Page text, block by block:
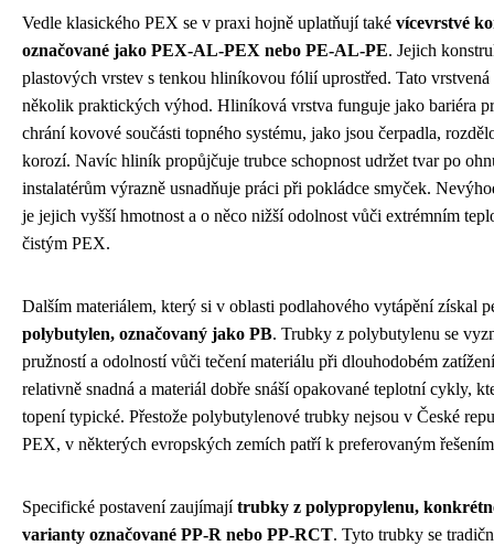
Vedle klasického PEX se v praxi hojně uplatňují také vícevrstvé
označované jako PEX-AL-PEX nebo PE-AL-PE. Jejich
plastových vrstev s tenkou hliníkovou fólií uprostřed. Tato vrstvená
několik praktických výhod. Hliníková vrstva funguje jako bariéra
chrání kovové součásti topného systému, jako jsou čerpadla,
korozí. Navíc hliník propůjčuje trubce schopnost udržet tvar po
instalatérům výrazně usnadňuje práci při pokládce smyček.
je jejich vyšší hmotnost a o něco nižší odolnost vůči extrémním
čistým PEX.
Dalším materiálem, který si v oblasti podlahového vytápění získal
polybutylen, označovaný jako PB. Trubky z polybutylenu se
pružností a odolností vůči tečení materiálu při dlouhodobém
relativně snadná a materiál dobře snáší opakované teplotní cykly,
topení typické. Přestože polybutylenové trubky nejsou v České
PEX, v některých evropských zemích patří k preferovaným
Specifické postavení zaujímajítrubky z polypropylenu,
varianty označované PP-R nebo PP-RCT. Tyto trubky se